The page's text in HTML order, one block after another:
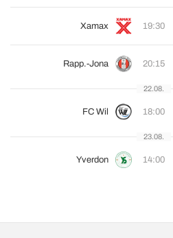
Xamax 19:30
Rapp.-Jona 20:15
22.08.
FC Wil 18:00
23.08.
Yverdon 14:00